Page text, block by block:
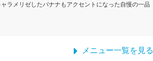
ラメリゼしたバナナもアクセントになった自慢の一品
メニュー一覧を見る